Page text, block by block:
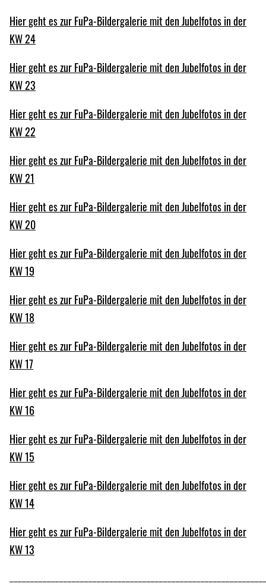
Hier geht es zur FuPa-Bildergalerie mit den Jubelfotos in der
KW 24
Hier geht es zur FuPa-Bildergalerie mit den Jubelfotos in der
KW 23
Hier geht es zur FuPa-Bildergalerie mit den Jubelfotos in der
KW 22
Hier geht es zur FuPa-Bildergalerie mit den Jubelfotos in der
KW 21
Hier geht es zur FuPa-Bildergalerie mit den Jubelfotos in der
KW 20
Hier geht es zur FuPa-Bildergalerie mit den Jubelfotos in der
KW 19
Hier geht es zur FuPa-Bildergalerie mit den Jubelfotos in der
KW 18
Hier geht es zur FuPa-Bildergalerie mit den Jubelfotos in der
KW 17
Hier geht es zur FuPa-Bildergalerie mit den Jubelfotos in der
KW 16
Hier geht es zur FuPa-Bildergalerie mit den Jubelfotos in der
KW 15
Hier geht es zur FuPa-Bildergalerie mit den Jubelfotos in der
KW 14
Hier geht es zur FuPa-Bildergalerie mit den Jubelfotos in der
KW 13